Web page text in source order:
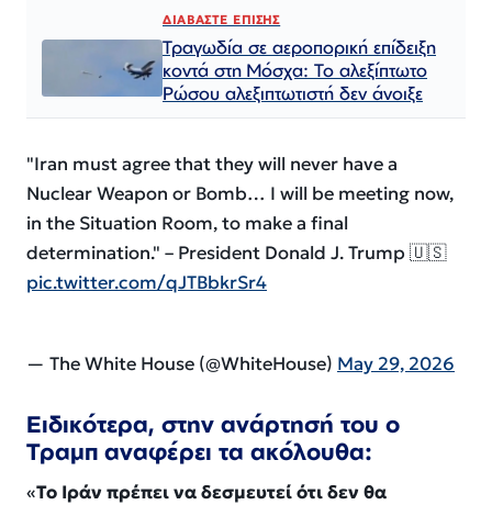
ΔΙΑΒΑΣΤΕ ΕΠΙΣΗΣ
Τραγωδία σε αεροπορική επίδειξη
κοντά στη Μόσχα: Το αλεξίπτωτο
Ρώσου αλεξιπτωτιστή δεν άνοιξε
"Iran must agree that they will never have a
Nuclear Weapon or Bomb… I will be meeting now,
in the Situation Room, to make a final
determination." – President Donald J. Trump 🇺🇸
pic.twitter.com/qJTBbkrSr4
— The White House (@WhiteHouse) May 29, 2026
Ειδικότερα, στην ανάρτησή του ο
Τραμπ αναφέρει τα ακόλουθα:
«Το Ιράν πρέπει να δεσμευτεί ότι δεν θα